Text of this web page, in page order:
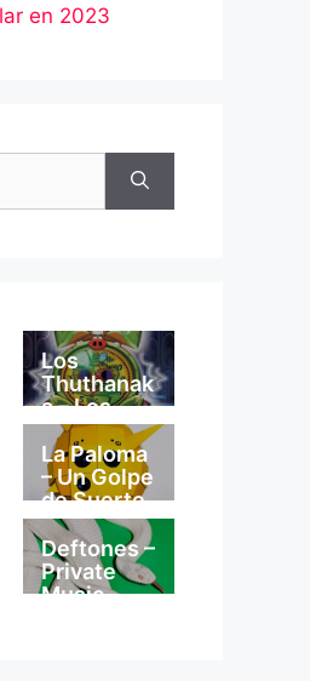
en 2023
Los
Thuthanak
a – Los
Thuthanak
a
La Paloma
– Un Golpe
de Suerte
Deftones –
Private
Music